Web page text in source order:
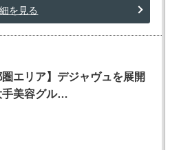
を見る
圏エリア】デジャヴュを展開
手美容グル…